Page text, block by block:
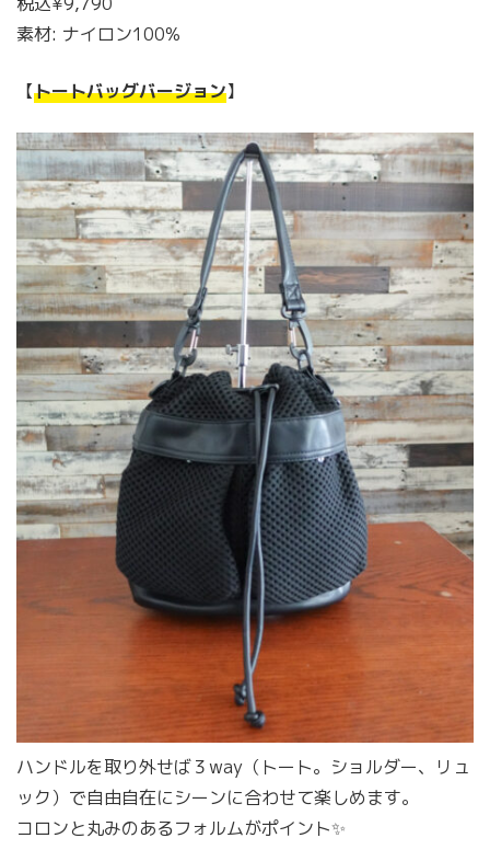
素材: ナイロン100%
【トートバッグバージョン】
ハンドルを取り外せば３way（トート。ショルダー、リュ
ック）で自由自在にシーンに合わせて楽しめます。
コロンと丸みのあるフォルムがポイント✨